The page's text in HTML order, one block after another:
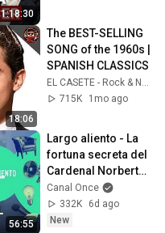
1:18:30
18:06
The BEST-SELLING
SONG of the 1960s |
SPANISH CLASSICS
715K
1mo ago
56:55
Largo aliento - La
fortuna secreta del
Cardenal Norberto
Rivera (01/08/2026)
Canal Once
332K
6d ago
New